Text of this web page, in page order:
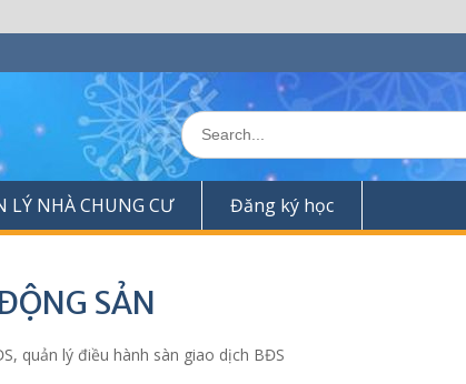
S
e
a
h
LÝ NHÀ CHUNG CƯ Đăng ký học
SẢN
quản lý điều hành sàn giao dịch BĐS